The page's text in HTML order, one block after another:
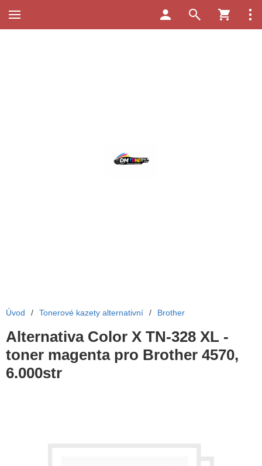
Úvod / Tonerové kazety alternativní / Brother
Alternativa Color X TN-328 XL -
toner magenta pro Brother 4570,
6.000str